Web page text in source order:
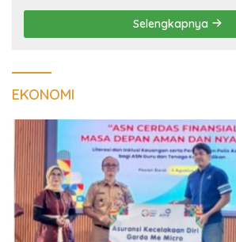
Selengkapnya
EKONOMI